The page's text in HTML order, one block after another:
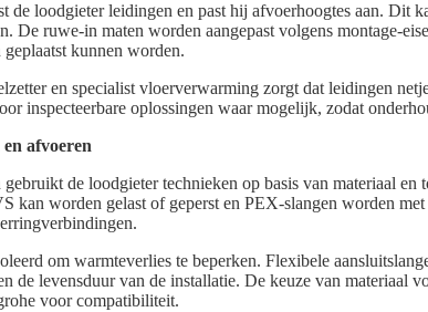
de loodgieter leidingen en past hij afvoerhoogtes aan. Dit
De ruwe-in maten worden aangepast volgens montage-
kunnen worden.
en specialist vloerverwarming zorgt dat leidingen
inspecteerbare oplossingen waar mogelijk, zodat
afvoeren
de loodgieter technieken op basis van materiaal en
kan worden gelast of geperst en PEX-slangen worden
om warmteverlies te beperken. Flexibele
de levensduur van de installatie. De keuze van materiaal
voor compatibiliteit.